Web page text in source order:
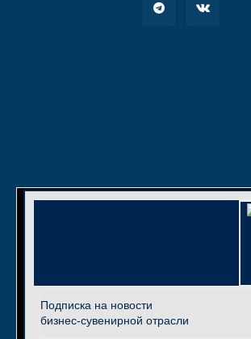
Подписка на новости
бизнес-сувенирной отрасли